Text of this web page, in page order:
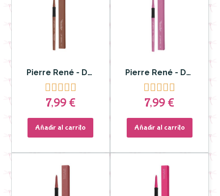
Pierre René - Delineador y Labial Lip Matic nº 17

7,99 €
Añadir al carrito
Pierre René - Delineador y Labial Lip Matic nº 16

7,99 €
Añadir al carrito